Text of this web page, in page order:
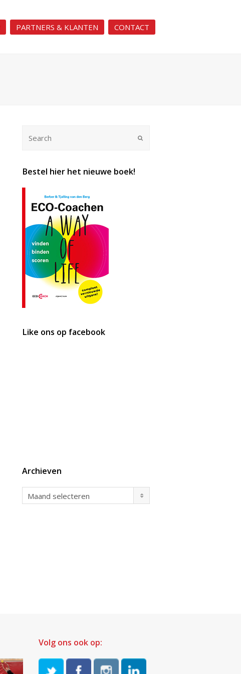
PARTNERS & KLANTEN CONTACT
Bestel hier het nieuwe boek!
Like ons op facebook
Archieven
Archieven
Maand selecteren
Volg ons ook op: